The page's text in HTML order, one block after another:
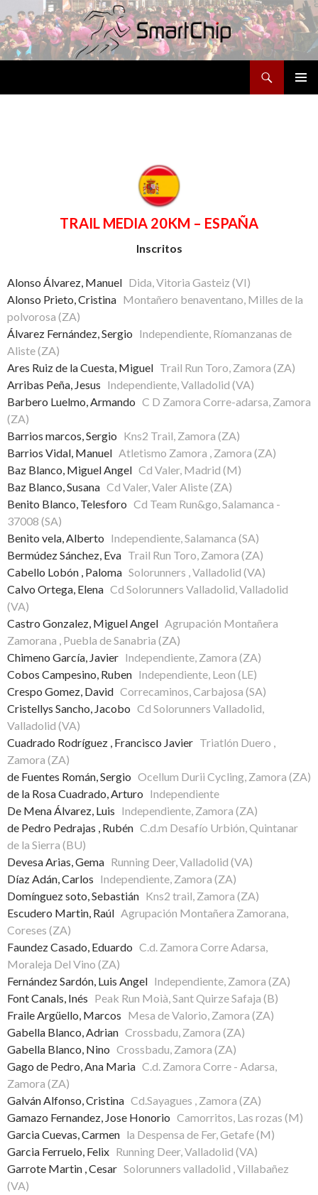
TRAIL MEDIA 20KM – ESPAÑA
Inscritos
Alonso Álvarez, Manuel Dida, Vitoria Gasteiz (VI)
Alonso Prieto, Cristina Montañero benaventano, Milles de la
polvorosa (ZA)
Álvarez Fernández, Sergio Independiente, Ríomanzanas de
Aliste (ZA)
Ares Ruiz de la Cuesta, Miguel Trail Run Toro, Zamora (ZA)
Arribas Peña, Jesus Independiente, Valladolid (VA)
Barbero Luelmo, Armando C D Zamora Corre-adarsa, Zamora
(ZA)
Barrios marcos, Sergio Kns2 Trail, Zamora (ZA)
Barrios Vidal, Manuel Atletismo Zamora , Zamora (ZA)
Baz Blanco, Miguel Angel Cd Valer, Madrid (M)
Baz Blanco, Susana Cd Valer, Valer Aliste (ZA)
Benito Blanco, Telesforo Cd Team Run&go, Salamanca -
37008 (SA)
Benito vela, Alberto Independiente, Salamanca (SA)
Bermúdez Sánchez, Eva Trail Run Toro, Zamora (ZA)
Cabello Lobón , Paloma Solorunners , Valladolid (VA)
Calvo Ortega, Elena Cd Solorunners Valladolid, Valladolid
(VA)
Castro Gonzalez, Miguel Angel Agrupación Montañera
Zamorana , Puebla de Sanabria (ZA)
Chimeno García, Javier Independiente, Zamora (ZA)
Cobos Campesino, Ruben Independiente, Leon (LE)
Crespo Gomez, David Correcaminos, Carbajosa (SA)
Cristellys Sancho, Jacobo Cd Solorunners Valladolid,
Valladolid (VA)
Cuadrado Rodríguez , Francisco Javier Triatlón Duero ,
Zamora (ZA)
de Fuentes Román, Sergio Ocellum Durii Cycling, Zamora (ZA)
de la Rosa Cuadrado, Arturo Independiente
De Mena Álvarez, Luis Independiente, Zamora (ZA)
de Pedro Pedrajas , Rubén C.d.m Desafío Urbión, Quintanar
de la Sierra (BU)
Devesa Arias, Gema Running Deer, Valladolid (VA)
Díaz Adán, Carlos Independiente, Zamora (ZA)
Domínguez soto, Sebastián Kns2 trail, Zamora (ZA)
Escudero Martin, Raúl Agrupación Montañera Zamorana,
Coreses (ZA)
Faundez Casado, Eduardo C.d. Zamora Corre Adarsa,
Moraleja Del Vino (ZA)
Fernández Sardón, Luis Angel Independiente, Zamora (ZA)
Font Canals, Inés Peak Run Moià, Sant Quirze Safaja (B)
Fraile Argüello, Marcos Mesa de Valorio, Zamora (ZA)
Gabella Blanco, Adrian Crossbadu, Zamora (ZA)
Gabella Blanco, Nino Crossbadu, Zamora (ZA)
Gago de Pedro, Ana Maria C.d. Zamora Corre - Adarsa,
Zamora (ZA)
Galván Alfonso, Cristina Cd.Sayagues , Zamora (ZA)
Gamazo Fernandez, Jose Honorio Camorritos, Las rozas (M)
Garcia Cuevas, Carmen la Despensa de Fer, Getafe (M)
Garcia Ferruelo, Felix Running Deer, Valladolid (VA)
Garrote Martin , Cesar Solorunners valladolid , Villabañez
(VA)